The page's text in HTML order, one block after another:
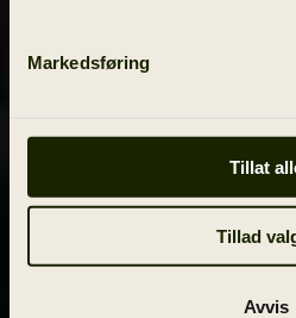
Markedsføring
Tillat
Tillad
Avvis